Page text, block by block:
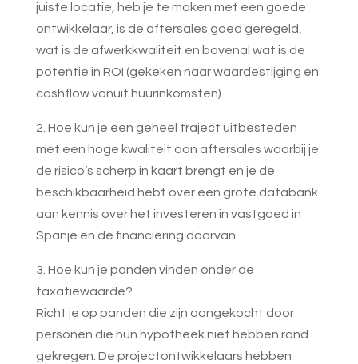
juiste locatie, heb je te maken met een goede
ontwikkelaar, is de aftersales goed geregeld,
wat is de afwerkkwaliteit en bovenal wat is de
potentie in ROI (gekeken naar waardestijging en
cashflow vanuit huurinkomsten)
2. Hoe kun je een geheel traject uitbesteden
met een hoge kwaliteit aan aftersales waarbij je
de risico’s scherp in kaart brengt en je de
beschikbaarheid hebt over een grote databank
aan kennis over het investeren in vastgoed in
Spanje en de financiering daarvan.
3. Hoe kun je panden vinden onder de
taxatiewaarde?
Richt je op panden die zijn aangekocht door
personen die hun hypotheek niet hebben rond
gekregen. De projectontwikkelaars hebben